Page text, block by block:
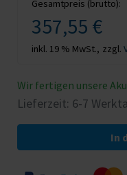
Gesamtpreis (brutto):
357,55 €
inkl. 19 % MwSt., zzgl.
Wir fertigen unsere
Lieferzeit: 6-7
In